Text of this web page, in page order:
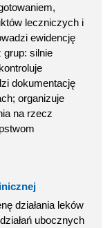
leczniczych i
ewidencję
silnie
dokumentację
organizuje
na rzecz
działania leków
ubocznych